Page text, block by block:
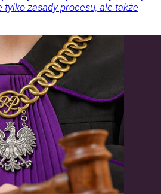
zasady procesu, ale także